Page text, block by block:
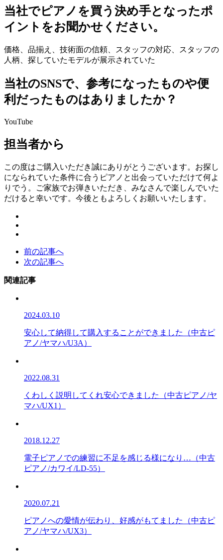
当社でピアノを買う決め手となったポ
イントをお聞かせください。
価格、品揃え、技術面の信頼、スタッフの対応、スタッフの
人柄、探していたモデルが展示されていた
当社のSNSで、参考になったものや便
利だったものはありましたか？
YouTube
担当者から
この度はご購入いただき誠にありがとうございます。お探し
になられていた条件に合うピアノと出会っていただけて何よ
りでう。ご家族でお弾きいただき、みなさんで楽しんでいた
だけると幸いです。今後ともよろしくお願いいたします。
前の記事へ
次の記事へ
関連記事
2024.03.10
安心して納得して購入することができました（中古ピ
アノ/ヤマハ/U3A）
2022.08.31
くわしく説明してくれ安心できました（中古ピアノ/ヤ
マハ/UX1）
2018.12.27
電子ピアノでの練習に不足を感じる様になり…（中古
ピアノ/カワイ/LD-55）
2020.07.21
ピアノへの愛情が伝わり、好感がもてました（中古ピ
アノ/ヤマハ/UX3）